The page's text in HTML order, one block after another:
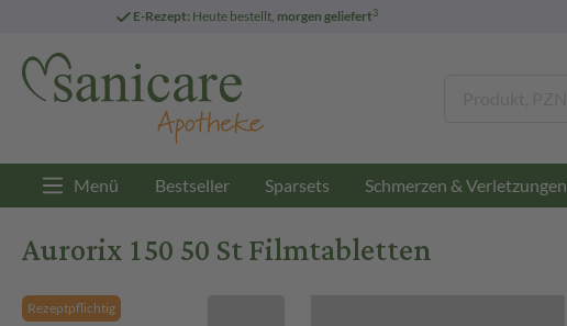
E-Rezept: Heute bestellt, morgen geliefert3
Menü Bestseller Sparsets Schmerzen & Verletzungen
Aurorix 150 50 St Filmtabletten
Rezeptpflichtig